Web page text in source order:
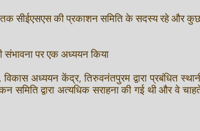
सीईएसएस की प्रकाशन समिति के सदस्य रहे और कुछ
संभावना पर एक अध्ययन किया
अध्ययन केंद्र, तिरुवनंतपुरम द्वारा प्रबंधित
समिति द्वारा अत्यधिक सराहना की गई थी और